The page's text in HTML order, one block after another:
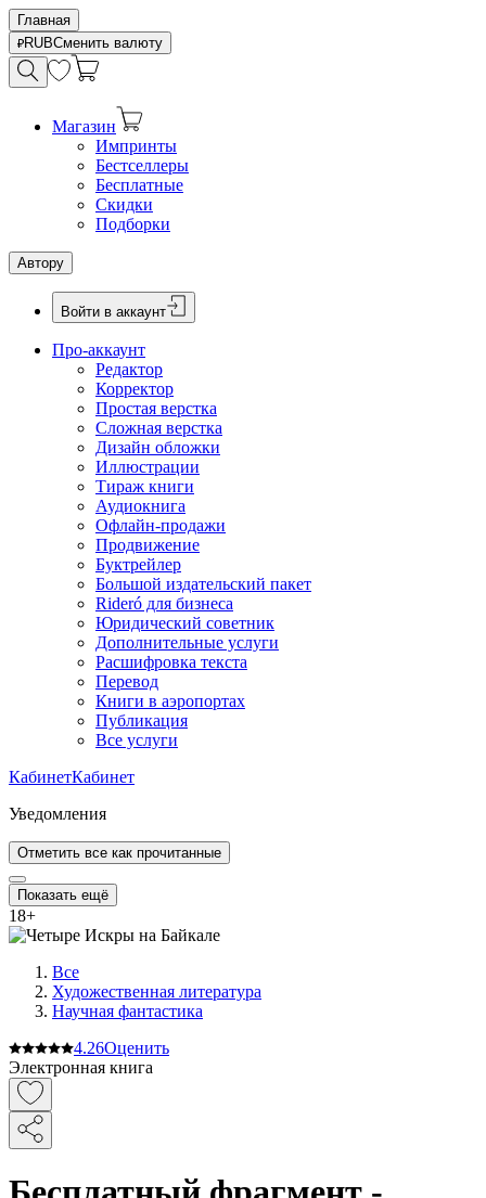
Главная
RUBСменить валюту
Магазин
Импринты
Бестселлеры
Бесплатные
Скидки
Подборки
Автору
Войти в аккаунт
Про-аккаунт
Редактор
Корректор
Простая верстка
Сложная верстка
Дизайн обложки
Иллюстрации
Тираж книги
Аудиокнига
Офлайн-продажи
Продвижение
Буктрейлер
Большой издательский пакет
Rideró для бизнеса
Юридический советник
Дополнительные услуги
Расшифровка текста
Перевод
Книги в аэропортах
Публикация
Все услуги
КабинетКабинет
Уведомления
Отметить все как прочитанные
Показать ещё
18+
Все
Художественная литература
Научная фантастика
4.26Оценить
Электронная книга